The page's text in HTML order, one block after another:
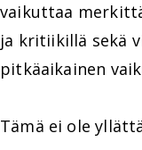
vaikuttaa
ja kritiikillä sekä
pitkäaikainen
Tämä ei ole